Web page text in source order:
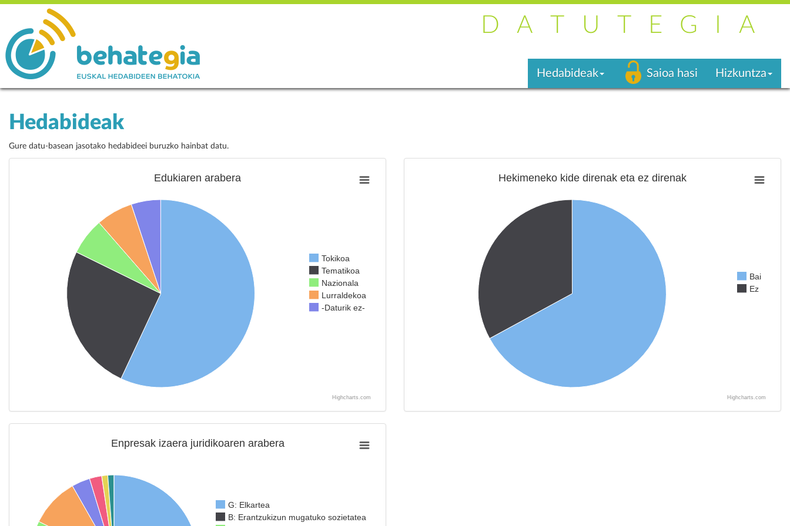
DATUTEGIA
Hedabideak Saioa hasi Hizkuntza
Hedabideak
Gure datu-basean jasotako hedabideei buruzko hainbat datu.
Edukiaren arabera
Tokikoa
Tematikoa
Nazionala
Lurraldekoa
-Daturik ez-
Highcharts.com
Hekimeneko kide direnak eta ez direnak
Bai
Ez
Highcharts.com
Enpresak izaera juridikoaren arabera
G: Elkartea
B: Erantzukizun mugatuko sozietatea